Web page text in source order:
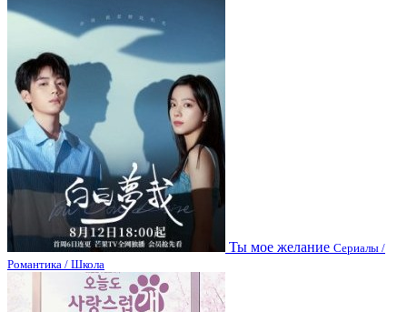
Ты мое желание Сериалы /
Романтика / Школа